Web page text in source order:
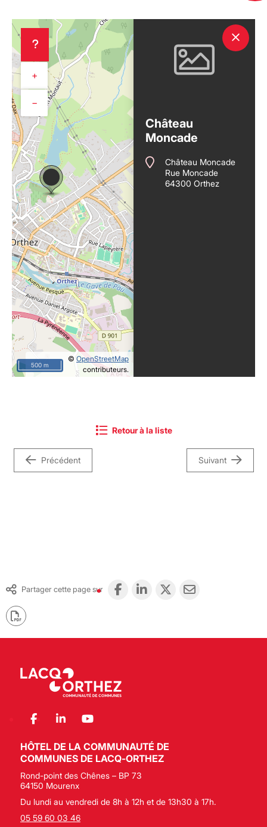
+
−
© OpenStreetMap
contributeurs.
500 m
Château
Moncade
Château Moncade
Rue Moncade
64300 Orthez
Précédent
Retour à la liste
Suivant
Partager cette page sur
HÔTEL DE LA COMMUNAUTÉ DE
COMMUNES DE LACQ-ORTHEZ
Rond-point des Chênes – BP 73
64150 Mourenx
Du lundi au vendredi de 8h à 12h et de 13h30 à 17h.
05 59 60 03 46